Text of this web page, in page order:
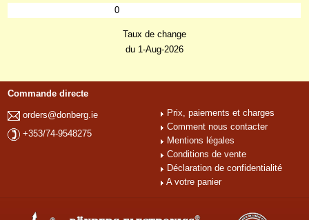
0
Taux de change
du 1-Aug-2026
Commande directe
orders@donberg.ie
+353/74-9548275
Prix, paiements et charges
Comment nous contacter
Mentions légales
Conditions de vente
Déclaration de confidentialité
A votre panier